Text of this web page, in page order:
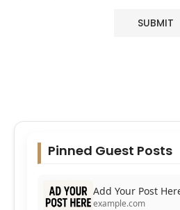
Pinned Guest Posts
Add Your Post
example.com